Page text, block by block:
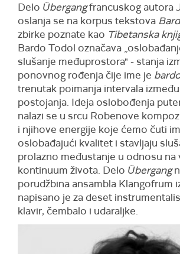
Delo Übergangfrancuskog autora
oslanja se na korpus tekstova
zbirke poznate kao Tibetanska
Bardo Todol označava
slušanje međuprostora" - stanja
ponovnog rođenja čije ime je
trenutak poimanja intervala
postojanja. Ideja oslobođenja
nalazi se u srcu Robenove
i njihove energije koje ćemo čuti
oslobađajući kvalitet i stavljaju
prolazno međustanje u odnosu na
kontinuum života. Delo Übergang
porudžbina ansambla Klangofrum
napisano je za deset
klavir, čembalo i udaraljke.